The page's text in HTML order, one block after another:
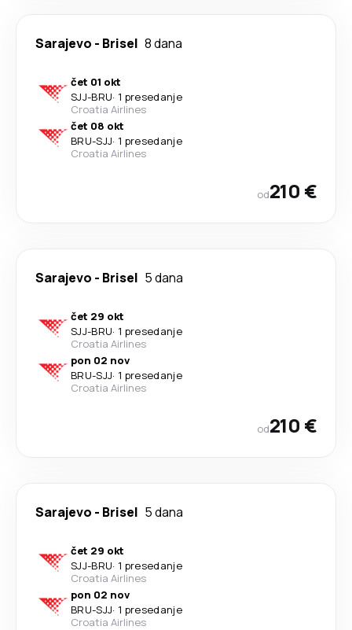
Sarajevo - Brisel 8 dana
čet 01 okt
SJJ-BRU· 1 presedanje
Croatia Airlines
čet 08 okt
BRU-SJJ· 1 presedanje
Croatia Airlines
od210 €
Sarajevo - Brisel 5 dana
čet 29 okt
SJJ-BRU· 1 presedanje
Croatia Airlines
pon 02 nov
BRU-SJJ· 1 presedanje
Croatia Airlines
od210 €
Sarajevo - Brisel 5 dana
čet 29 okt
SJJ-BRU· 1 presedanje
Croatia Airlines
pon 02 nov
BRU-SJJ· 1 presedanje
Croatia Airlines